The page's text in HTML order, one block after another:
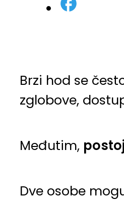
Brzi hod se
zglobove,
Međutim,
Dve osobe